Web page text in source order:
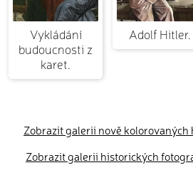
Vykládání
budoucnosti z
karet.
Adolf Hitler.
Zobrazit galerii nově
Zobrazit galerii historických